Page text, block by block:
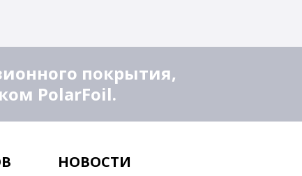
покрытия,
PolarFoil.
НОВОСТИ